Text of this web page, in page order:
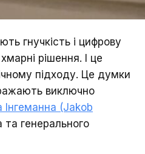
гнучкість і цифрову
рішення. І це
підходу. Це думки
виключно
Інгеманна (Jakob
та генерального